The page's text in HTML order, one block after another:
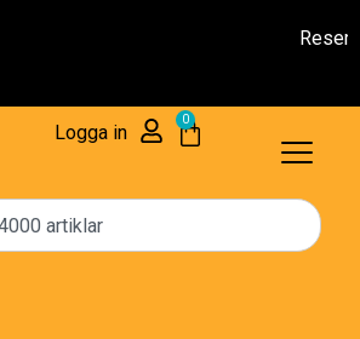
Logga in
0